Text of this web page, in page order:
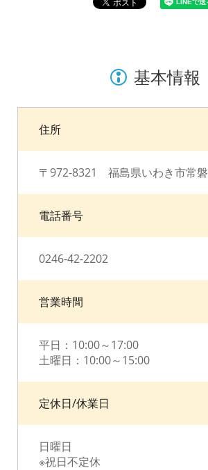
基本情報
住所
〒972-8321 福島県いわき市常
電話番号
0246-42-2202
営業時間
平日：10:00～17:00
土曜日：10:00～15:00
定休日/休業日
日曜日
※祝日不定休